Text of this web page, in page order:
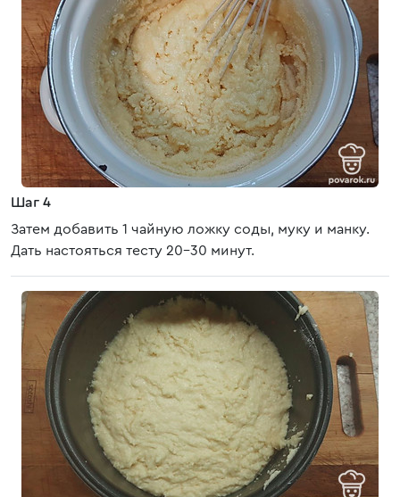
Шаг 4
Затем добавить 1 чайную ложку соды, муку и манку.
Дать настояться тесту 20-30 минут.